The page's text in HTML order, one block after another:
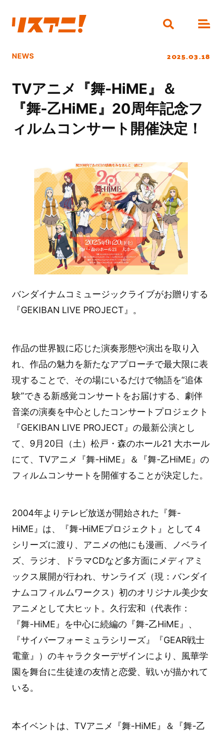
NEWS 2025.03.18
TVアニメ『舞-HiME』＆
『舞-乙HiME』20周年記念フ
ィルムコンサート開催決定！
バンダイナムコミュージックライブがお贈りする
『GEKIBAN LIVE PROJECT』。
作品の世界観に応じた演奏形態や演出を取り入
れ、作品の魅力を新たなアプローチで最大限に表
現することで、その場にいるだけで物語を“追体
験”できる新感覚コンサートをお届けする、劇伴
音楽の演奏を中心としたコンサートプロジェクト
『GEKIBAN LIVE PROJECT』の最新公演とし
て、9月20日（土）松戸・森のホール21 大ホール
にて、TVアニメ『舞-HiME』＆『舞-乙HiME』の
フィルムコンサートを開催することが決定した。
2004年よりテレビ放送が開始された『舞-
HiME』は、『舞-HiMEプロジェクト』として４
シリーズに渡り、アニメの他にも漫画、ノベライ
ズ、ラジオ、ドラマCDなど多方面にメディアミ
ックス展開が行われ、サンライズ（現：バンダイ
ナムコフィルムワークス）初のオリジナル美少女
アニメとして大ヒット。久行宏和（代表作：
『舞-HiME』を中心に続編の『舞-乙HiME』、
『サイバーフォーミュラシリーズ』『GEAR戦士
電童』）のキャラクターデザインにより、風華学
園を舞台に生徒達の友情と恋愛、戦いが描かれて
いる。
本イベントは、TVアニメ『舞-HiME』＆『舞-乙